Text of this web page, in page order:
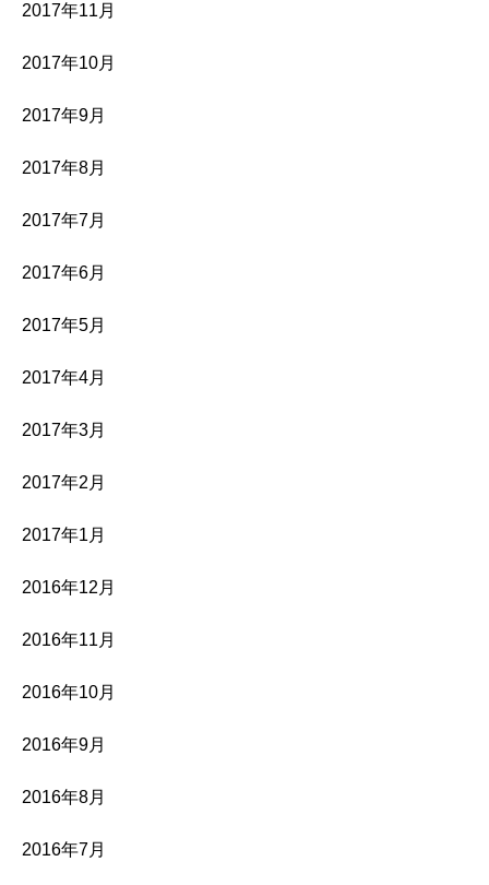
2017年11月
2017年10月
2017年9月
2017年8月
2017年7月
2017年6月
2017年5月
2017年4月
2017年3月
2017年2月
2017年1月
2016年12月
2016年11月
2016年10月
2016年9月
2016年8月
2016年7月